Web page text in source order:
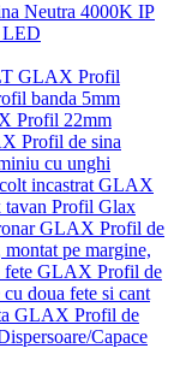
Neutra 4000K IP
LED
GLAX Profil
banda 5mm
Profil 22mm
Profil de sina
cu unghi
incastrat GLAX
Profil Glax
GLAX Profil de
pe margine,
fete GLAX Profil de
doua fete si cant
GLAX Profil de
Capace